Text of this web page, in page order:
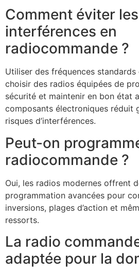
Comment éviter les
interférences en
radiocommande ?
Utiliser des fréquences standards
choisir des radios équipées de
sécurité et maintenir en bon état
composants électroniques réduit
risques d’interférences.
Peut-on
radiocommande ?
Oui, les radios modernes offrent
programmation avancées pour
inversions, plages d’action et
ressorts.
La radio
adaptée pour la